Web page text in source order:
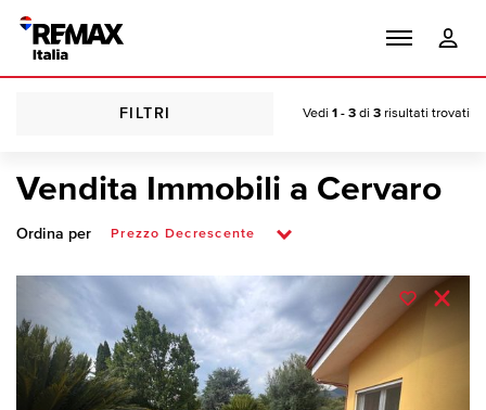
FILTRI Vedi 1 - 3 di 3 risultati trovati
Vendita Immobili a Cervaro
Ordina per